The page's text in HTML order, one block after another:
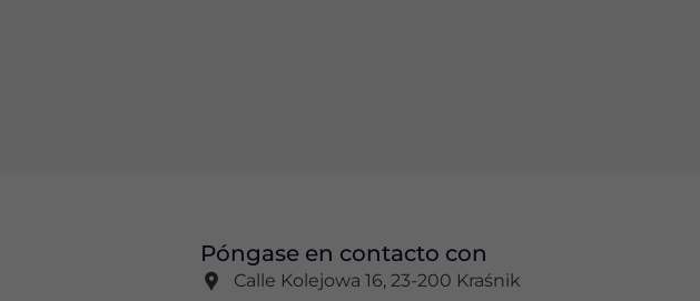
Póngase en contacto con
Calle Kolejowa 16, 23-200 Kraśnik